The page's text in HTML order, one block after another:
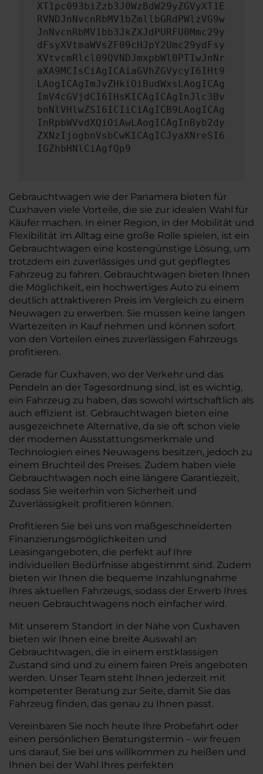
XT1pc093biZzb3J0WzBdW29yZGVyXT1E
RVNDJnNvcnRbMV1bZmllbGRdPWlzVG9w
JnNvcnRbMV1bb3JkZXJdPURFU0Mmc29y
dFsyXVtmaWVsZF09cHJpY2Umc29ydFsy
XVtvcmRlcl09QVNDJmxpbWl0PTIwJnNr
aXA9MCIsCiAgICAiaGVhZGVycyI6IHt9
LAogICAgImJvZHkiOiBudWxsLAogICAg
ImV4cGVjdCI6IHsKICAgICAgInJlc3Bv
bnNlVHlwZSI6ICIiCiAgICB9LAogICAg
InRpbWVvdXQiOiAwLAogICAgInByb2dy
ZXNzIjogbnVsbCwKICAgICJyaXNreSI6
IGZhbHNlCiAgfQp9
Gebrauchtwagen wie der Panamera bieten für
Cuxhaven viele Vorteile, die sie zur idealen Wahl für
Käufer machen. In einer Region, in der Mobilität und
Flexibilität im Alltag eine große Rolle spielen, ist ein
Gebrauchtwagen eine kostengünstige Lösung, um
trotzdem ein zuverlässiges und gut gepflegtes
Fahrzeug zu fahren. Gebrauchtwagen bieten Ihnen
die Möglichkeit, ein hochwertiges Auto zu einem
deutlich attraktiveren Preis im Vergleich zu einem
Neuwagen zu erwerben. Sie müssen keine langen
Wartezeiten in Kauf nehmen und können sofort
von den Vorteilen eines zuverlässigen Fahrzeugs
profitieren.
Gerade für Cuxhaven, wo der Verkehr und das
Pendeln an der Tagesordnung sind, ist es wichtig,
ein Fahrzeug zu haben, das sowohl wirtschaftlich als
auch effizient ist. Gebrauchtwagen bieten eine
ausgezeichnete Alternative, da sie oft schon viele
der modernen Ausstattungsmerkmale und
Technologien eines Neuwagens besitzen, jedoch zu
einem Bruchteil des Preises. Zudem haben viele
Gebrauchtwagen noch eine längere Garantiezeit,
sodass Sie weiterhin von Sicherheit und
Zuverlässigkeit profitieren können.
Profitieren Sie bei uns von maßgeschneiderten
Finanzierungsmöglichkeiten und
Leasingangeboten, die perfekt auf Ihre
individuellen Bedürfnisse abgestimmt sind. Zudem
bieten wir Ihnen die bequeme Inzahlungnahme
Ihres aktuellen Fahrzeugs, sodass der Erwerb Ihres
neuen Gebrauchtwagens noch einfacher wird.
Mit unserem Standort in der Nähe von Cuxhaven
bieten wir Ihnen eine breite Auswahl an
Gebrauchtwagen, die in einem erstklassigen
Zustand sind und zu einem fairen Preis angeboten
werden. Unser Team steht Ihnen jederzeit mit
kompetenter Beratung zur Seite, damit Sie das
Fahrzeug finden, das genau zu Ihnen passt.
Vereinbaren Sie noch heute Ihre Probefahrt oder
einen persönlichen Beratungstermin – wir freuen
uns darauf, Sie bei uns willkommen zu heißen und
Ihnen bei der Wahl Ihres perfekten